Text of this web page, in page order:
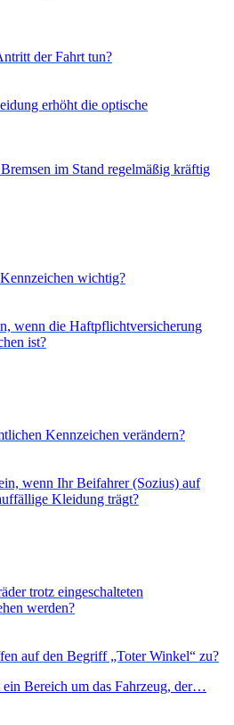
der Fahrt tun?
erhöht die optische
im Stand regelmäßig kräftig
wichtig?
wenn die Haftpflichtversicherung
ist?
Kennzeichen verändern?
wenn Ihr Beifahrer (Sozius) auf
Kleidung trägt?
trotz eingeschalteten
werden?
auf den Begriff „Toter Winkel“ zu?
Bereich um das Fahrzeug, der…